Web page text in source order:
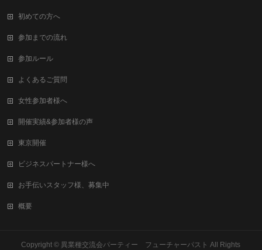
初めての方へ
参加までの流れ
参加ルール
よくあるご質問
女性参加者様へ
開催実績&参加者様の声
東京開催
ビジネスパートナー様へ
お手伝いスタッフ様、募集中
概要
Copyright ©異業種交流会パーティー フューチャーパスト All Rights